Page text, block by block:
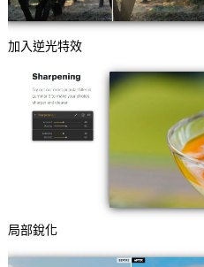
加入逆光特效
局部銳化